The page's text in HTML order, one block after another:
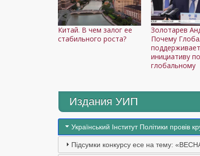
Китай. В чем залог ее
стабильного роста?
Золотарев
Почему
поддерживает
инициативу по
глобальному
Издания УИП
Український Інститут Політики провів
Підсумки конкурсу есе на тему: